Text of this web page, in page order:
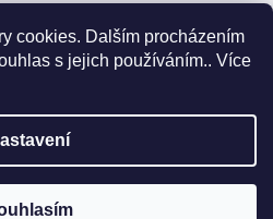
cookies. Dalším procházením
s jejich používáním.. Více
Shoptet
. Všechna práva vyhrazena.